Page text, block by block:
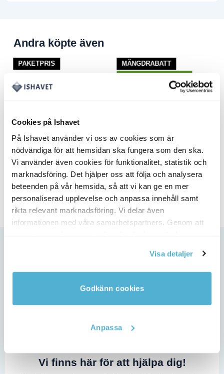
Cookies på Ishavet
På Ishavet använder vi oss av cookies som är
nödvändiga för att hemsidan ska fungera som den ska.
Vi använder även cookies för funktionalitet, statistik och
marknadsföring. Det hjälper oss att följa och analysera
beteenden på vår hemsida, så att vi kan ge en mer
personaliserad upplevelse och anpassa innehåll samt
rikta relevant marknadsföring. Vi delar även
informationen med våra samarbetspartners. Genom att
Visa detaljer
Godkänn cookies
Anpassa
Andra köpte även
PAKETPRIS
Kundfavoriten, 9.8kg
5050kr Det
ursprungliga
priset
var:
4398krDet
nuvarande
priset
är:
MÄNGDRABATT
Stora Räkor – 40/60
2.5kg från 1170kr
1048kr
Vi finns här för att hjälpa dig!